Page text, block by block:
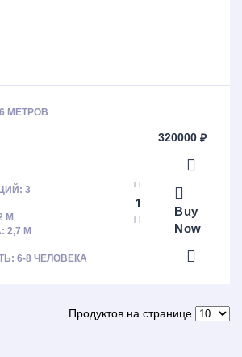
МЕТРОВ
3
М
2,7 М
6-8 ЧЕЛОВЕКА
320000₽
Buy
Now
Продуктов на странице